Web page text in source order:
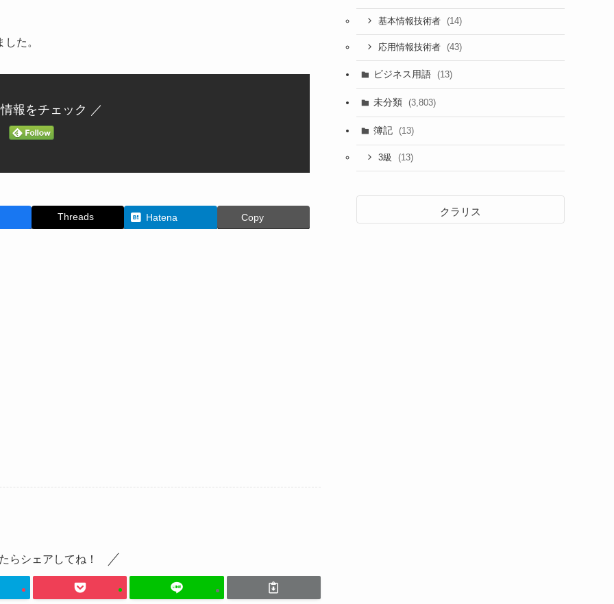
た。
報をチェック ／
Threads Hatena Copy
らシェアしてね！
基本情報技術者 (14)
応用情報技術者 (43)
ビジネス用語 (13)
未分類 (3,803)
簿記 (13)
3級 (13)
クラリス